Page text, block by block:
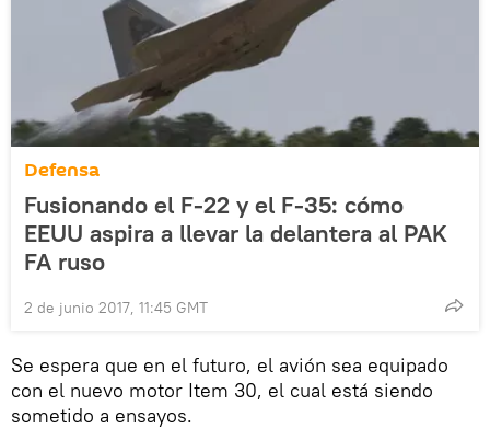
Defensa
Fusionando el F-22 y el F-35: cómo
EEUU aspira a llevar la delantera al PAK
FA ruso
2 de junio 2017, 11:45 GMT
Se espera que en el futuro, el avión sea equipado
con el nuevo motor Item 30, el cual está siendo
sometido a ensayos.